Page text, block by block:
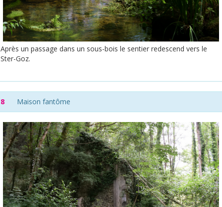
Après un passage dans un sous-bois le sentier redescend vers le
Ster-Goz.
8 Maison fantôme